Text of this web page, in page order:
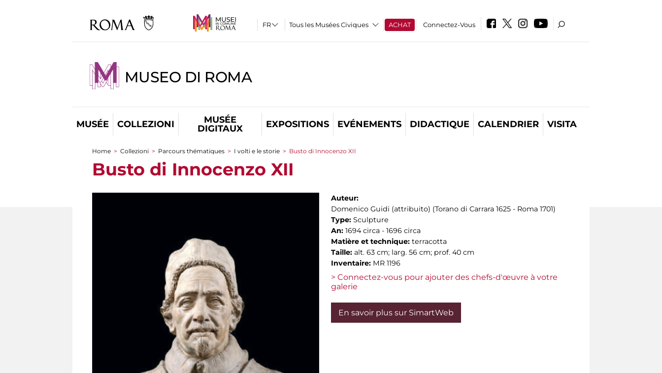
Tous les Musées Civiques ACHAT Connectez-Vous
MUSEO DI ROMA
MUSÉE COLLEZIONI
MUSÉE
DIGITAUX
EXPOSITIONS EVÉNEMENTS DIDACTIQUE CALENDRIER VISITA
You are here
Home > Collezioni > Parcours thématiques > I volti e le storie > Busto di Innocenzo XII
Busto di Innocenzo XII
Auteur:
Domenico Guidi (attribuito) (Torano di Carrara 1625 - Roma 1701)
Type: Sculpture
An: 1694 circa - 1696 circa
Matière et technique: terracotta
Taille: alt. 63 cm; larg. 56 cm; prof. 40 cm
Inventaire: MR 1196
> Connectez-vous pour ajouter des chefs-d'œuvre à votre
galerie
En savoir plus sur SimartWeb